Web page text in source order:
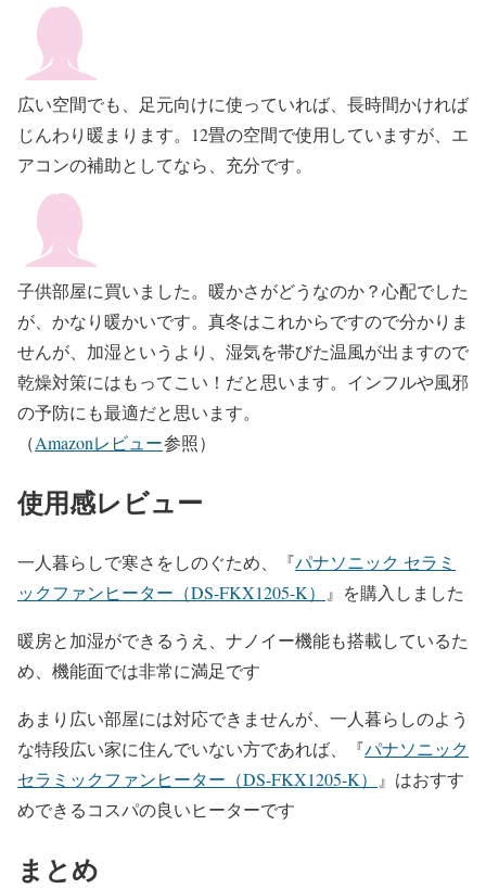
広い空間でも、足元向けに使っていれば、長時間かければ
じんわり暖まります。12畳の空間で使用していますが、エ
アコンの補助としてなら、充分です。
子供部屋に買いました。暖かさがどうなのか？心配でした
が、かなり暖かいです。真冬はこれからですので分かりま
せんが、加湿というより、湿気を帯びた温風が出ますので
乾燥対策にはもってこい！だと思います。インフルや風邪
の予防にも最適だと思います。
（Amazonレビュー参照）
使用感レビュー
一人暮らしで寒さをしのぐため、 『パナソニック セラミ
ックファンヒーター（DS-FKX1205-K）
』を購入しました
暖房と加湿ができるうえ、ナノイー機能も搭載しているた
め、機能面では非常に満足です
あまり広い部屋には対応できませんが、一人暮らしのよう
な特段広い家に住んでいない方であれば、
『パナソニック
セラミックファンヒーター（DS-FKX1205-K）
』はおすす
めできるコスパの良いヒーターです
まとめ